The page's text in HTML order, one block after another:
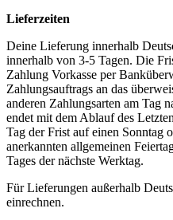
Lieferzeiten
Deine Lieferung innerhalb
innerhalb von 3-5 Tagen. Die
Zahlung Vorkasse per
Zahlungsauftrags an das
anderen Zahlungsarten am Tag
endet mit dem Ablauf des
Tag der Frist auf einen Sonntag
anerkannten allgemeinen
Tages der nächste Werktag.
Für Lieferungen außerhalb
einrechnen.